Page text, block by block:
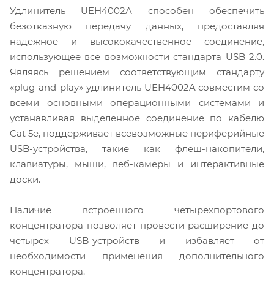
Удлинитель UEH4002A способен обеспечить
безотказную передачу данных, предоставляя
надежное и высококачественное соединение,
использующее все возможности стандарта USB 2.0.
Являясь решением соответствующим стандарту
«plug-and-play» удлинитель UEH4002A совместим со
всеми основными операционными системами и
устанавливая выделенное соединение по кабелю
Cat 5e, поддерживает всевозможные периферийные
USB-устройства, такие как флеш-накопители,
клавиатуры, мыши, веб-камеры и интерактивные
доски.
Наличие встроенного четырехпортового
концентратора позволяет провести расширение до
четырех USB-устройств и избавляет от
необходимости применения дополнительного
концентратора.